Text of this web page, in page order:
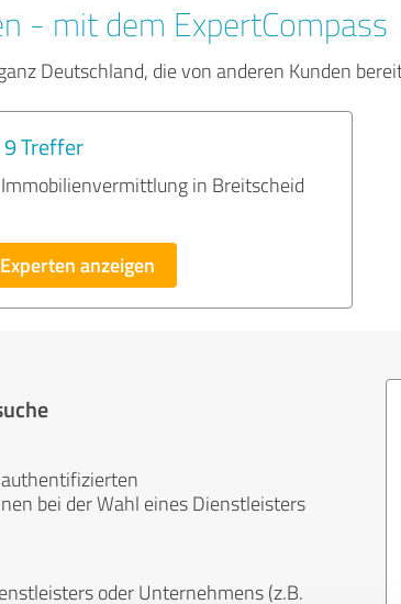
- mit dem ExpertCompass
Deutschland, die von anderen Kunden
9 Treffer
in Breitscheid
Experten anzeigen
bei der Wahl eines Dienstleisters
oder Unternehmens (z.B.